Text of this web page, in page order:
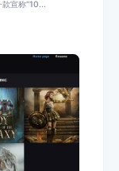
宣称“10...